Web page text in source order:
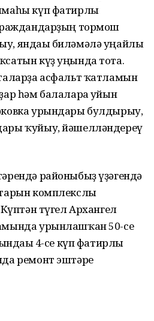
күп фатирлы
тормош
яндағы биләмәлә уңайлы
күҙ уңында тота.
асфальт ҡатламын
һәм балаларға уйын
урындары булдырыу,
ҡуйыу, йәшелләндереү
районыбыҙ үҙәгендә
комплекслы
түгел Архангел
урынлашҡан 50-се
4-се күп фатирлы
ремонт эштәре